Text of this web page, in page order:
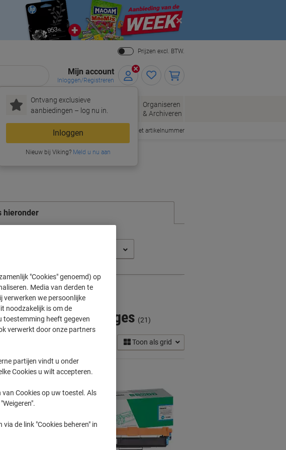
Close
Prijzen excl. BTW.
Mijn account
Inloggen/Registreren
Ontvang exclusieve
aanbiedingen – log nu in.
Inloggen
Nieuw bij Viking?Meld u nu aan
Inkt &
Toner
Papier, Enveloppen
& Verpakken
Kantoorartikelen
Organiseren
& Archiveren
Snel bestellen met artikelnummer
hieronder
Toner Cartridges (21)
Toon als grid
"Cookies" genoemd) op
Media van derden te
verwerken we persoonlijke
noodzakelijk is om de
toestemming heeft gegeven
verwerkt door onze partners
partijen vindt u onder
Cookies u wilt accepteren.
Cookies op uw toestel. Als
de link "Cookies beheren" in